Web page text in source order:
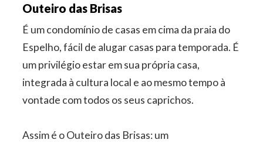
Outeiro das Brisas
É um condomínio de casas em cima da praia do
Espelho, fácil de alugar casas para temporada. É
um privilégio estar em sua própria casa,
integrada à cultura local e ao mesmo tempo à
vontade com todos os seus caprichos.
Assim é o Outeiro das Brisas: um